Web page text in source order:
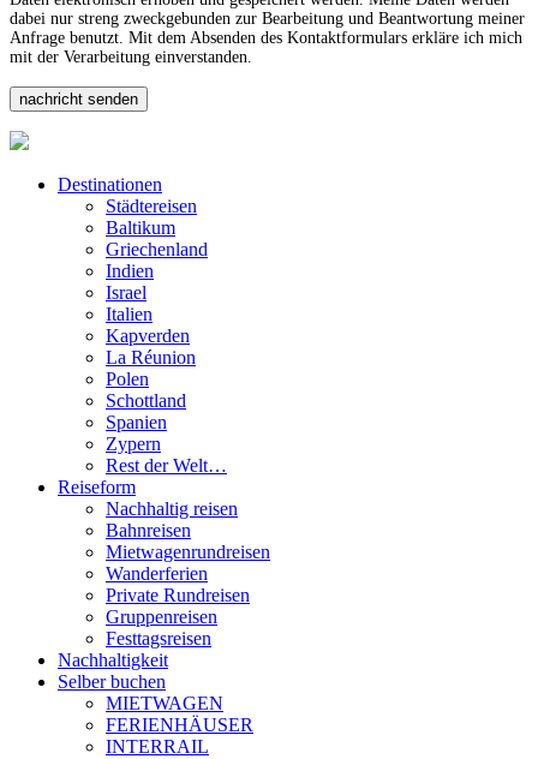
dabei nur streng zweckgebunden zur Bearbeitung und Beantwortung meiner
Anfrage benutzt. Mit dem Absenden des Kontaktformulars erkläre ich mich
mit der Verarbeitung einverstanden.
Destinationen
Städtereisen
Baltikum
Griechenland
Indien
Israel
Italien
Kapverden
La Réunion
Polen
Schottland
Spanien
Zypern
Rest der Welt…
Reiseform
Nachhaltig reisen
Bahnreisen
Mietwagenrundreisen
Wanderferien
Private Rundreisen
Gruppenreisen
Festtagsreisen
Nachhaltigkeit
Selber buchen
MIETWAGEN
FERIENHÄUSER
INTERRAIL